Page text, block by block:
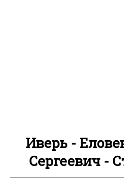
Иверь -
Сергеевич -